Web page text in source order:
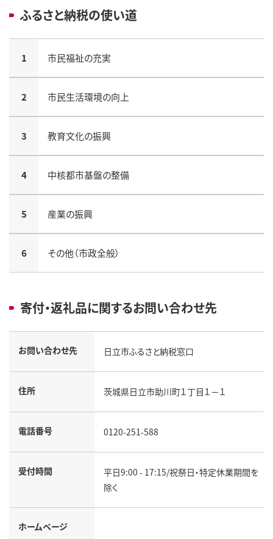
ふるさと納税の使い道
1 市民福祉の充実
2 市民生活環境の向上
3 教育文化の振興
4 中核都市基盤の整備
5 産業の振興
6 その他（市政全般）
寄付・返礼品に関するお問い合わせ先
お問い合わせ先 日立市ふるさと納税窓口
住所 茨城県日立市助川町１丁目１－１
電話番号 0120-251-588
受付時間
平日9:00 - 17:15/祝祭日・特定休業期間を
除く
ホームページ